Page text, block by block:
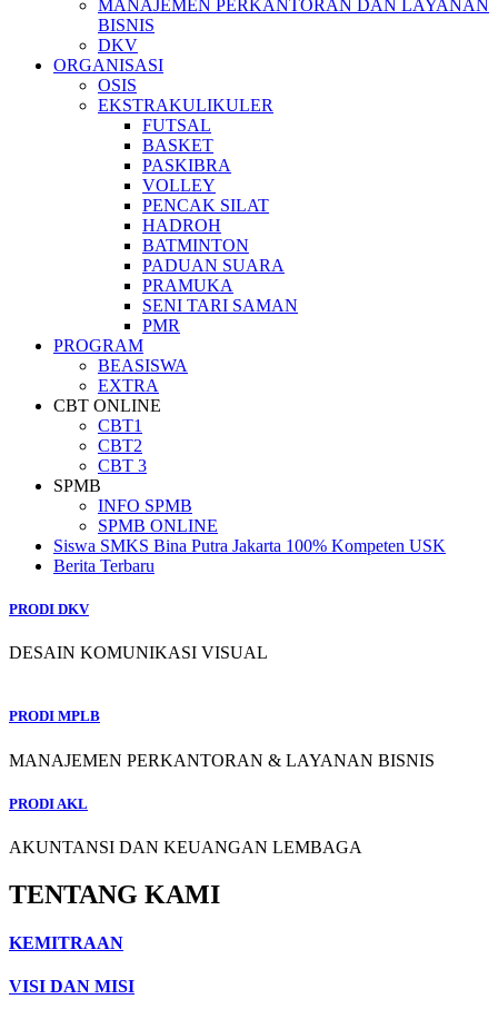
MANAJEMEN PERKANTORAN DAN LAYANAN
BISNIS
DKV
ORGANISASI
OSIS
EKSTRAKULIKULER
FUTSAL
BASKET
PASKIBRA
VOLLEY
PENCAK SILAT
HADROH
BATMINTON
PADUAN SUARA
PRAMUKA
SENI TARI SAMAN
PMR
PROGRAM
BEASISWA
EXTRA
CBT ONLINE
CBT1
CBT2
CBT 3
SPMB
INFO SPMB
SPMB ONLINE
Siswa SMKS Bina Putra Jakarta 100% Kompeten USK
Berita Terbaru
PRODI DKV
DESAIN KOMUNIKASI VISUAL
PRODI MPLB
MANAJEMEN PERKANTORAN & LAYANAN BISNIS
PRODI AKL
AKUNTANSI DAN KEUANGAN LEMBAGA
TENTANG KAMI
KEMITRAAN
VISI DAN MISI